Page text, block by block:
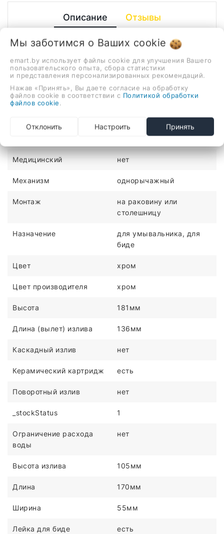
Описание Отзывы
однорычажный смеситель с лейкой для биде для
умывальника/для биде, монтаж на раковину или
столешницу
ХАРАКТЕРИСТИКИ
Количество монтажных
Медицинский нет
Механизм однорычажный
Монтаж
на раковину или
столешницу
Назначение
для умывальника, для
биде
Цвет хром
Цвет производителя хром
Высота 181мм
Длина (вылет) излива 136мм
Каскадный излив нет
Керамический картридж есть
Поворотный излив нет
_stockStatus 1
Ограничение расхода
воды
нет
Высота излива 105мм
Длина 170мм
Ширина 55мм
Лейка для биде есть
Мы заботимся о Ваших cookie
emart.by использует файлы cookie для улучшения Вашего
пользовательского опыта, сбора статистики
и представления персонализированных рекомендаций.
Нажав «Принять», Вы даете согласие на обработку
файлов cookie в соответствии с Политикой обработки
файлов cookie.
Отклонить Настроить Принять